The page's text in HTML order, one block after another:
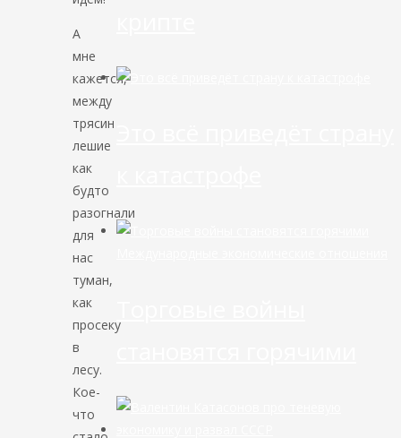
А
мне
кажется,
между
трясин
лешие
как
будто
разогнали
для
нас
туман,
как
просеку
в
лесу.
Кое-
что